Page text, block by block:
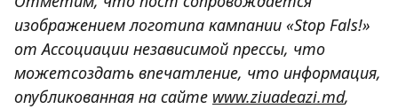
изображением логотипа кампании «Stop Fals!»
от Ассоциации независимой прессы, что
можетсоздать впечатление, что информация,
опубликованная на сайте www.ziuadeazi.md,